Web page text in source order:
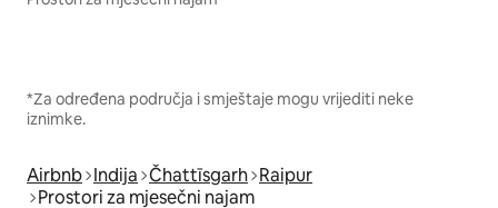
*Za određena područja i smještaje mogu vrijediti neke
iznimke.
Airbnb Indija Čhattīsgarh Raipur
Prostori za mjesečni najam